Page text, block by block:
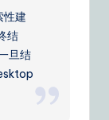
性建
结
旦结